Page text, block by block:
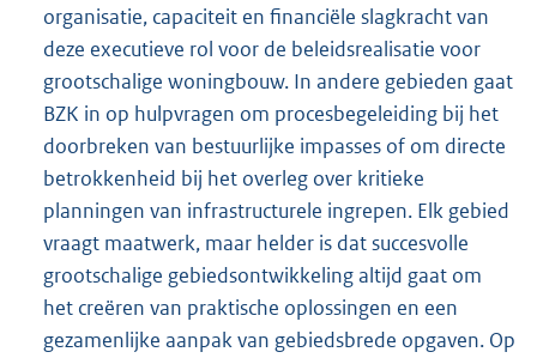
organisatie, capaciteit en financiële slagkracht van
deze executieve rol voor de beleidsrealisatie voor
grootschalige woningbouw. In andere gebieden gaat
BZK in op hulpvragen om procesbegeleiding bij het
doorbreken van bestuurlijke impasses of om directe
betrokkenheid bij het overleg over kritieke
planningen van infrastructurele ingrepen. Elk gebied
vraagt maatwerk, maar helder is dat succesvolle
grootschalige gebiedsontwikkeling altijd gaat om
het creëren van praktische oplossingen en een
gezamenlijke aanpak van gebiedsbrede opgaven. Op